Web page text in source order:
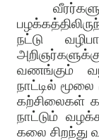
நட்டு
வணங்கும்
நாட்டில்
கற்சிலைகள்
நாட்டும்
கலை சிறந்து